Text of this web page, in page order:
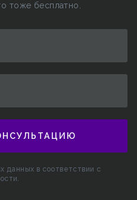
тоже бесплатно.
данных в соответствии с
.